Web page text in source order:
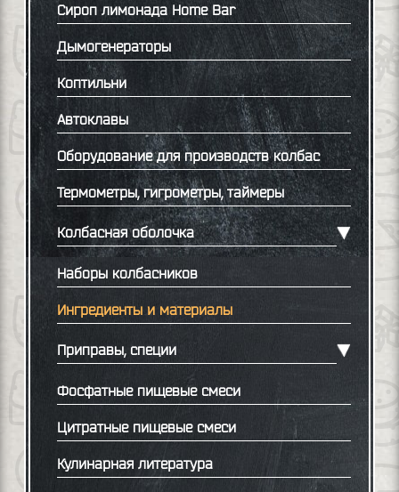
Сироп лимонада Home Bar
Дымогенераторы
Коптильни
Автоклавы
Оборудование для производств колбас
Термометры, гигрометры, таймеры
Колбасная оболочка
Наборы колбасников
Ингредиенты и материалы
Приправы, специи
Фосфатные пищевые смеси
Цитратные пищевые смеси
Кулинарная литература